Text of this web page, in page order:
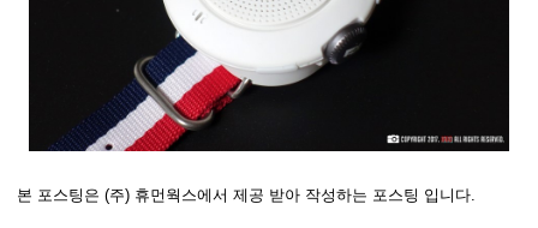
본 포스팅은 (주) 휴먼웍스에서 제공 받아 작성하는 포스팅 입니다.